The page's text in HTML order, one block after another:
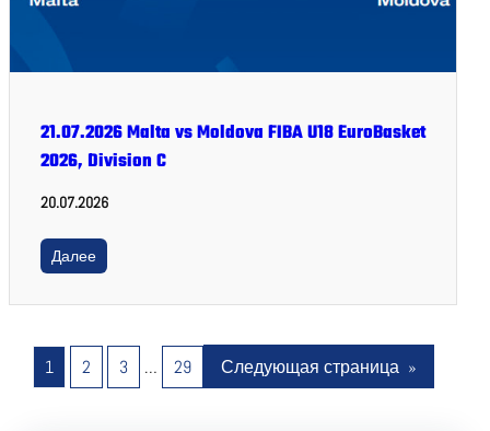
21.07.2026 Malta vs Moldova FIBA U18 EuroBasket
2026, Division C
20.07.2026
Далее
1 2 3 … 29 Следующая страница »